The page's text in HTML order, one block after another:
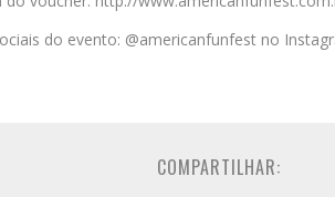
do evento: @americanfunfest no
COMPARTILHAR: